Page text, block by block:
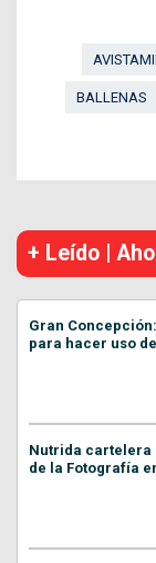
BALLENAS
+ Leído |
Gran
para hacer uso
Nutrida cartelera
de la Fotografía